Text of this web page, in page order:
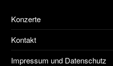
Konzerte
Kontakt
Impressum und Datenschutz